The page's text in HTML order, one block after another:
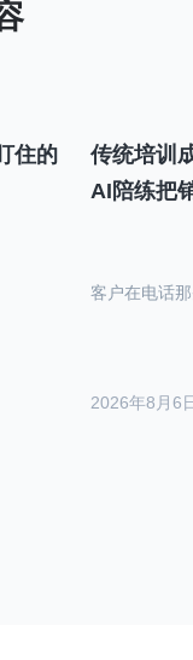
住的
传统培训
AI陪练把
2026年8月6
客户在电话